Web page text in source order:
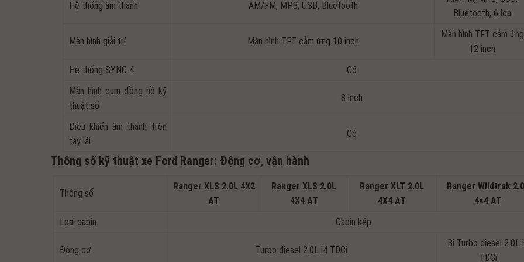
Hệ thống âm thanh AM/FM, MP3, USB, Bluetooth
Bluetooth, 6 loa
Màn hình giải trí Màn hình TFT cảm ứng 10 inch
Màn hình TFT cảm ứng
12 inch
Hệ thống SYNC 4
Có
Màn hình cụm đồng hồ kỹ
thuật số
8 inch
Điều khiển âm thanh trên
tay lái
Có
Thông số kỹ thuật xe Ford Ranger: Động cơ, vận hành
Thông số
Ranger XLS 2.0L 4X2
AT
Ranger XLS 2.0L
4X4 AT
Ranger XLT 2.0L
4X4 AT
Ranger Wildtrak
4×4 AT
Loại cabin
Cabin kép
Động cơ Turbo diesel 2.0L i4 TDCi
Bi Turbo diesel 2.0L
TDCi